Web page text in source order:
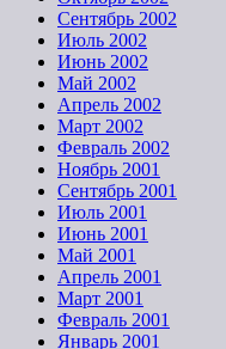
Сентябрь 2002
Июль 2002
Июнь 2002
Май 2002
Апрель 2002
Март 2002
Февраль 2002
Ноябрь 2001
Сентябрь 2001
Июль 2001
Июнь 2001
Май 2001
Апрель 2001
Март 2001
Февраль 2001
Январь 2001